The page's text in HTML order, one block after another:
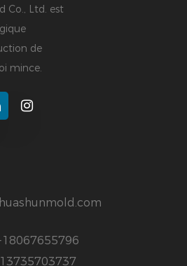
Co., Ltd. est
de
mince.